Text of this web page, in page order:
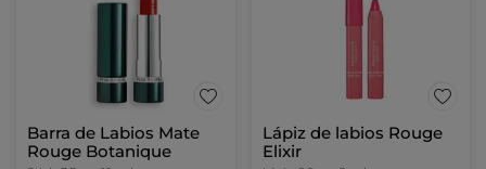
Barra de Labios Mate
Rouge Botanique
Lápiz de labios Rouge
Elixir